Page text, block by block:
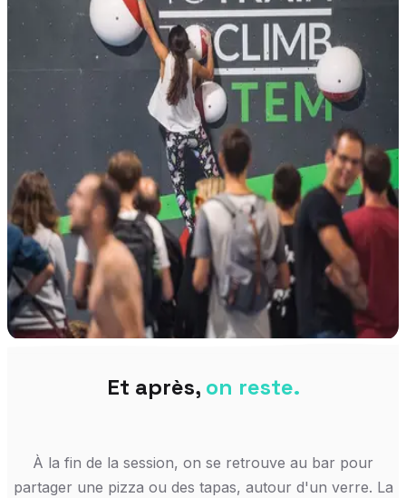
Et après, on reste.
À la fin de la session, on se retrouve au bar pour
partager une pizza ou des tapas, autour d'un verre. La